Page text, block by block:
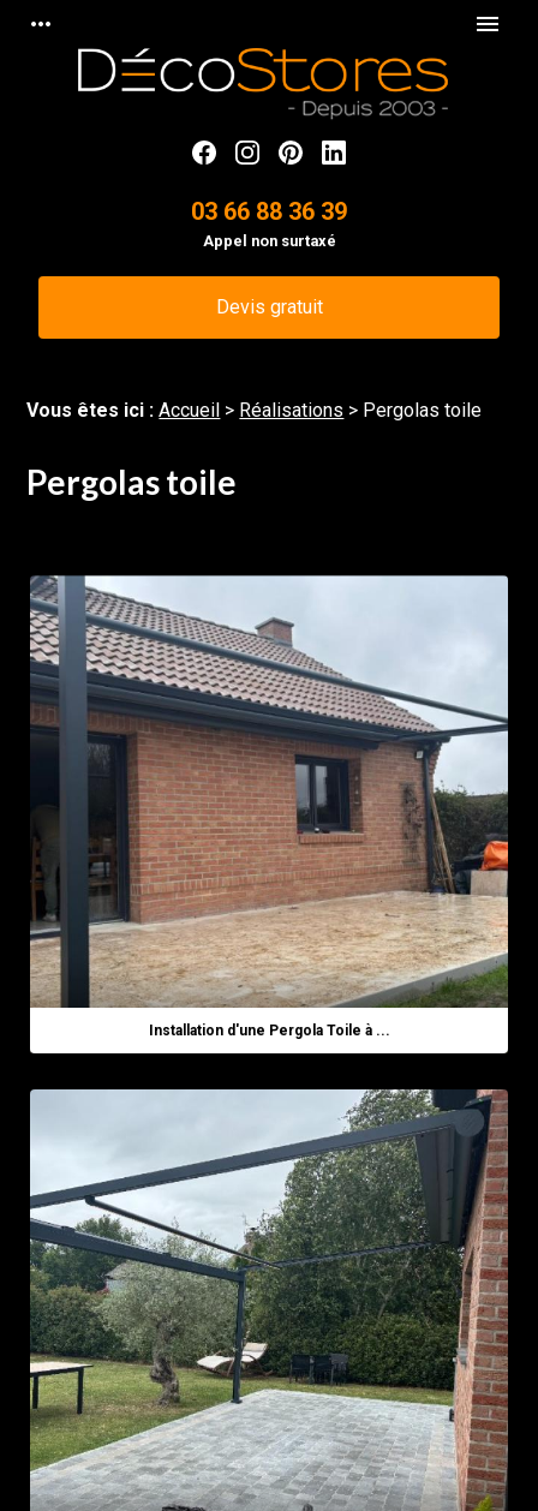
more_horiz menu
03 66 88 36 39
Appel non surtaxé
Devis gratuit
Vous êtes ici :Accueil > Réalisations > Pergolas toile
Pergolas toile
Installation d'une Pergola Toile à ...